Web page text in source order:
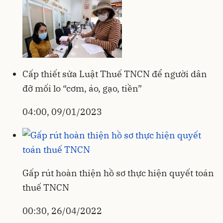
Cấp thiết sửa Luật Thuế TNCN để người dân
đỡ mối lo “cơm, áo, gạo, tiền”
04:00, 09/01/2023
Gấp rút hoàn thiện hồ sơ thực hiện quyết toán
thuế TNCN
00:30, 26/04/2022